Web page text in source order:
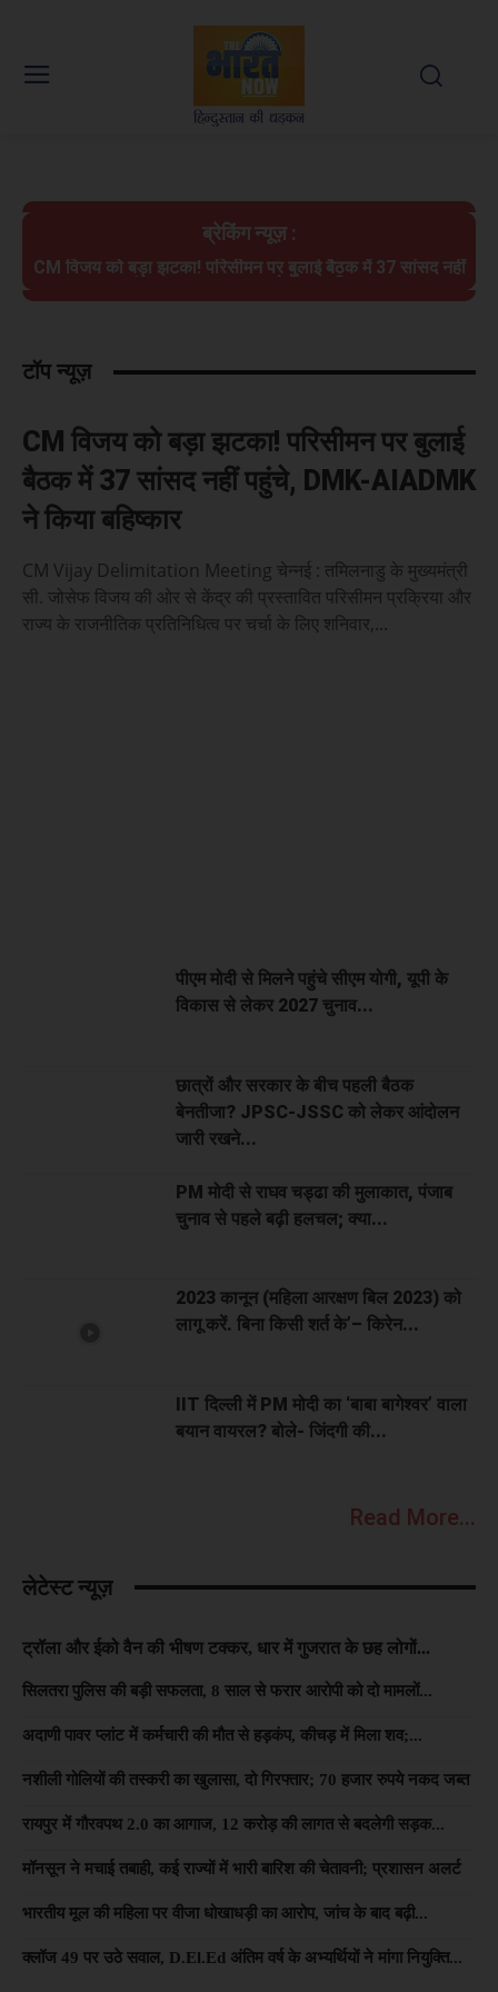
ब्रेकिंग न्यूज़ :
CM विजय को बड़ा झटका! परिसीमन पर बुलाई बैठक में 37 सांसद नहीं
टॉप न्यूज़
CM विजय को बड़ा झटका! परिसीमन पर बुलाई
बैठक में 37 सांसद नहीं पहुंचे, DMK-AIADMK
ने किया बहिष्कार
CM Vijay Delimitation Meeting चेन्नई : तमिलनाडु के मुख्यमंत्री
सी. जोसेफ विजय की ओर से केंद्र की प्रस्तावित परिसीमन प्रक्रिया और
राज्य के राजनीतिक प्रतिनिधित्व पर चर्चा के लिए शनिवार,...
पीएम मोदी से मिलने पहुंचे सीएम योगी, यूपी के
विकास से लेकर 2027 चुनाव...
छात्रों और सरकार के बीच पहली बैठक
बेनतीजा? JPSC-JSSC को लेकर आंदोलन
जारी रखने...
PM मोदी से राघव चड्ढा की मुलाकात, पंजाब
चुनाव से पहले बढ़ी हलचल; क्या...
2023 कानून (महिला आरक्षण बिल 2023) को
लागू करें. बिना किसी शर्त के’– किरेन...
IIT दिल्ली में PM मोदी का ‘बाबा बागेश्वर’ वाला
बयान वायरल? बोले- जिंदगी की...
Read More...
लेटेस्ट न्यूज़
ट्रॉला और ईको वैन की भीषण टक्कर, धार में गुजरात के छह लोगों...
सिलतरा पुलिस की बड़ी सफलता, 8 साल से फरार आरोपी को दो मामलों...
अदाणी पावर प्लांट में कर्मचारी की मौत से हड़कंप, कीचड़ में मिला शव;...
नशीली गोलियों की तस्करी का खुलासा, दो गिरफ्तार; 70 हजार रुपये नकद जब्त
रायपुर में गौरवपथ 2.0 का आगाज, 12 करोड़ की लागत से बदलेगी सड़क...
मॉनसून ने मचाई तबाही, कई राज्यों में भारी बारिश की चेतावनी; प्रशासन अलर्ट
भारतीय मूल की महिला पर वीजा धोखाधड़ी का आरोप, जांच के बाद बढ़ी...
क्लॉज 49 पर उठे सवाल, D.El.Ed अंतिम वर्ष के अभ्यर्थियों ने मांगा नियुक्ति...
रितेश पांडे और हिमानी
रितेश पांडे और शिल्पी
भोजपुरी
सिंह और